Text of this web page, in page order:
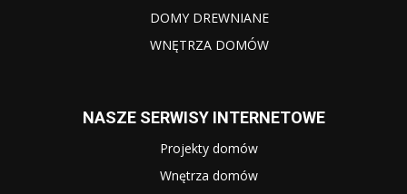
DOMY DREWNIANE
WNĘTRZA DOMÓW
NASZE SERWISY INTERNETOWE
Projekty domów
Wnętrza domów